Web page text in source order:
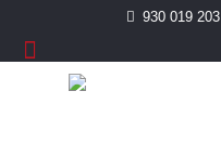
930 019 203